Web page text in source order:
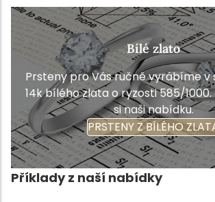
Bílé zlato
Prsteny pro Vás ručně vyrábíme v
14k bílého zlata o ryzosti 585/
si naši nabídku.
PRSTENY Z BÍLÉHO
Příklady z naší nabídky